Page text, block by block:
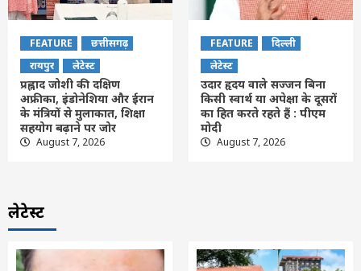
FEATURE
छत्तीसगढ़
रायपुर
लेटेस्ट
प्रह्लाद जोशी की दक्षिण
अफ्रीका, इंडोनेशिया और ईरान
के मंत्रियों से मुलाकात, शिक्षा
सहयोग बढ़ाने पर जोर
August 7, 2026
FEATURE
दिल्ली
लेटेस्ट
उदार हृदय वाले सज्जन बिना
किसी स्वार्थ या अपेक्षा के दूसरों
का हित करते रहते हैं : पीएम
मोदी
August 7, 2026
लेटेस्ट